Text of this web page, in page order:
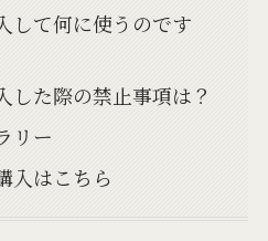
して何に使うのです
した際の禁止事項は？
リー
入はこちら